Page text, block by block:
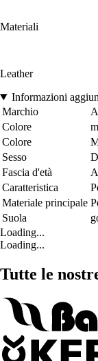
Materiali
Leather
Informazioni
Marchio
Colore
Colore
Sesso
Fascia d'età
Caratteristica
Materiale principale
Suola
Loading...
Loading...
Tutte le